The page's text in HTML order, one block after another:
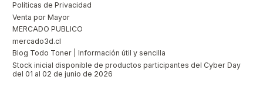
Políticas de Privacidad
Venta por Mayor
MERCADO PUBLICO
mercado3d.cl
Blog Todo Toner | Información útil y sencilla
Stock inicial disponible de productos participantes del Cyber Day
del 01 al 02 de junio de 2026